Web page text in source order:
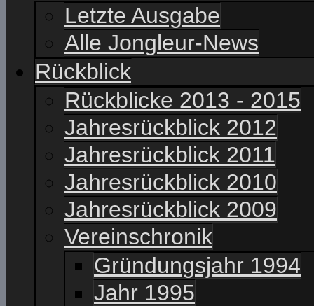
Letzte Ausgabe
Alle Jongleur-News
Rückblick
Rückblicke 2013 - 2015
Jahresrückblick 2012
Jahresrückblick 2011
Jahresrückblick 2010
Jahresrückblick 2009
Vereinschronik
Gründungsjahr 1994
Jahr 1995